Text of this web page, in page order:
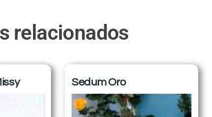
relacionados
Sedum Oro